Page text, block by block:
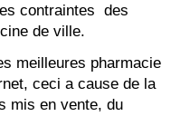
contraintes des
de ville.
meilleures pharmacie
ceci a cause de la
mis en vente, du